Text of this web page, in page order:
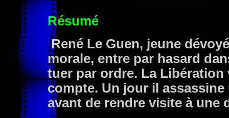
Résumé
René Le Guen, jeune
morale, entre par hasard
tuer par ordre. La
compte. Un jour il
avant de rendre visite à une